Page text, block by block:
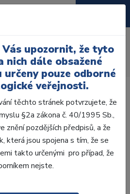
C+B Pryskyřice
Vás upozornit, že tyto
nich dále obsažené
pouze odborné
veřejnosti.
těchto stránek potvrzujete, že
§2a zákona č. 40/1995 Sb.,
znění pozdějších předpisů, a že
která jsou spojena s tím, že se
takto určenými pro případ, že
nejste.